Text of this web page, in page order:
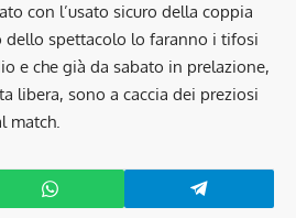
con l’usato sicuro della coppia
dello spettacolo lo faranno i tifosi
e che già da sabato in prelazione,
libera, sono a caccia dei preziosi
match.